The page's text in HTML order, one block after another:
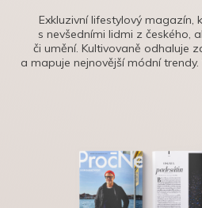
Exkluzivní lifestylový magazín,
s nevšedními lidmi z českého,
či umění. Kultivovaně odhaluje
a mapuje nejnovější módní